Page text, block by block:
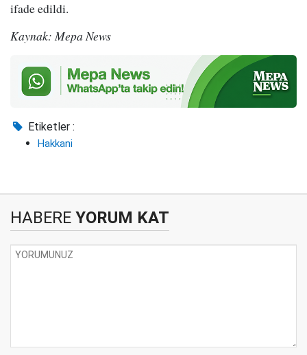
ifade edildi.
Kaynak: Mepa News
Etiketler :
Hakkani
HABERE YORUM KAT